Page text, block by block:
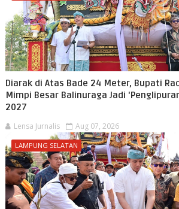
Diarak di Atas Bade 24 Meter, Bupati
Mimpi Besar Balinuraga Jadi
2027
Lensa Jurnalis Aug 07, 2026
LAMPUNG SELATAN